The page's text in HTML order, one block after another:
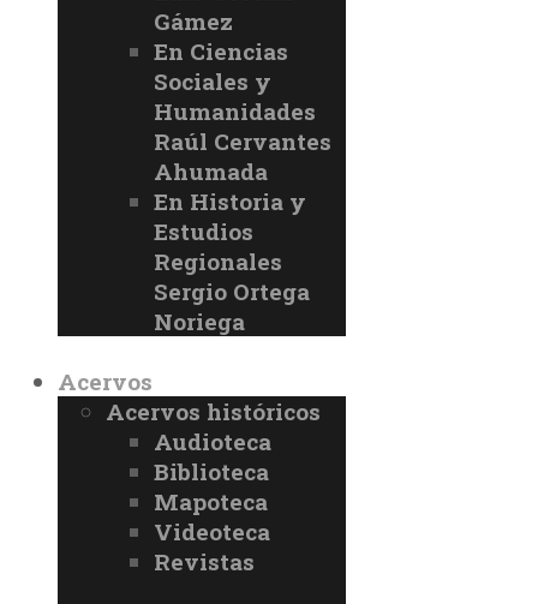
Gámez
En Ciencias
Sociales y
Humanidades
Raúl Cervantes
Ahumada
En Historia y
Estudios
Regionales
Sergio Ortega
Noriega
Acervos
Acervos históricos
Audioteca
Biblioteca
Mapoteca
Videoteca
Revistas